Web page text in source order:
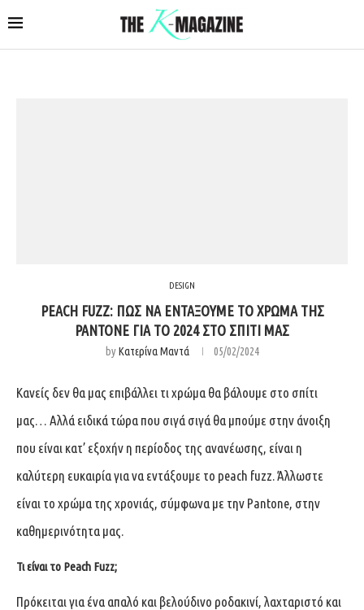
DESIGN
PEACH FUZZ: ΠΩΣ ΝΑ ΕΝΤΑΞΟΥΜΕ ΤΟ ΧΡΩΜΑ ΤΗΣ
PANTONE ΓΙΑ ΤΟ 2024 ΣΤΟ ΣΠΙΤΙ ΜΑΣ
byΚατερίνα Μαντά 05/02/2024
Κανείς δεν θα μας επιβάλλει τι χρώμα θα βάλουμε στο σπίτι
μας… Αλλά ειδικά τώρα που σιγά σιγά θα μπούμε στην άνοιξη
που είναι κατ’ εξοχήν η περίοδος της ανανέωσης, είναι η
καλύτερη ευκαιρία για να εντάξουμε το peach fuzz. Άλλωστε
είναι το χρώμα της χρονιάς, σύμφωνα με την Pantone, στην
καθημερινότητα μας.
Τι είναι το Peach Fuzz;
Πρόκειται για ένα απαλό και βελούδινο ροδακινί, λαχταριστό και